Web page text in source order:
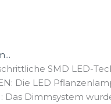
SMD LED-
Die LED
Das Dimmsystem